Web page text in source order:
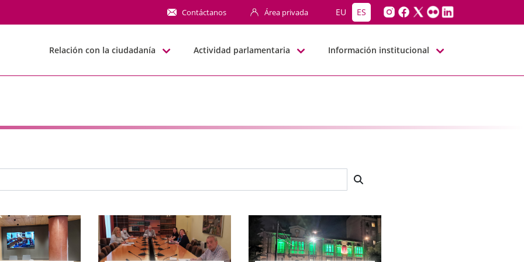
Contáctanos Área privada EU ES
Relación con la ciudadanía Actividad parlamentaria Información institucional
búsqueda